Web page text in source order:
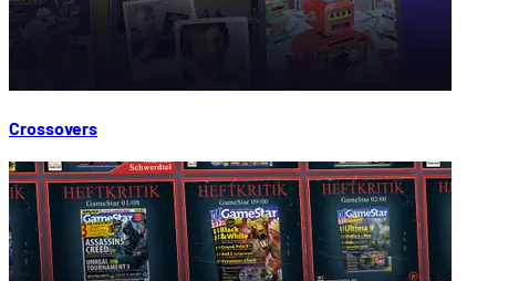
Crossovers